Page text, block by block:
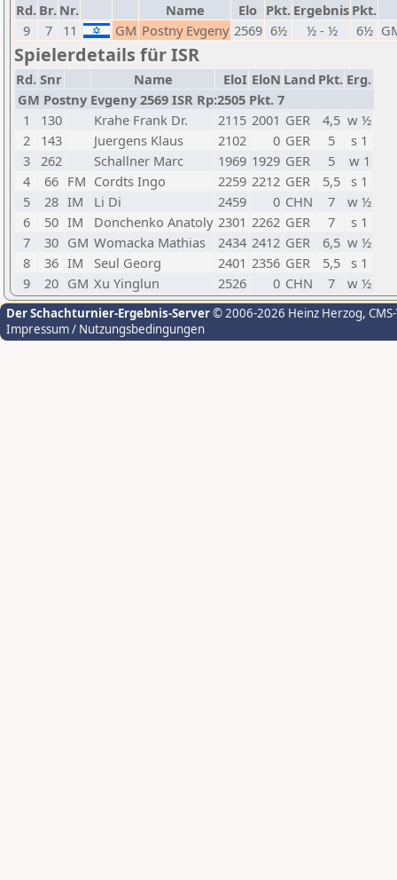
Rd. Br. Nr. Name Elo Pkt. Ergebnis Pkt.
9
7 11 GM Postny Evgeny 2569 6½ ½ - ½ 6½
Spielerdetails für ISR
Rd. Snr Name EloI EloN Land Pkt. Erg.
GM Postny Evgeny 2569 ISR Rp:2505 Pkt. 7
1
130 Krahe Frank Dr. 2115 2001 GER 4,5 w ½
2
143 Juergens Klaus 2102 0 GER 5
s 1
3 262 Schallner Marc 1969 1929 GER 5
w 1
4
66 FM Cordts Ingo 2259 2212 GER 5,5
s 1
5
28 IM Li Di 2459 0 CHN 7
w ½
6
50 IM Donchenko Anatoly 2301 2262 GER 7
s 1
7
30 GM Womacka Mathias 2434 2412 GER 6,5 w ½
8
36 IM Seul Georg 2401 2356 GER 5,5
s 1
9
20 GM Xu Yinglun 2526 0 CHN 7 w ½
Der Schachturnier-Ergebnis-Server© 2006-2026 Heinz Herzog,
Impressum / Nutzungsbedingungen